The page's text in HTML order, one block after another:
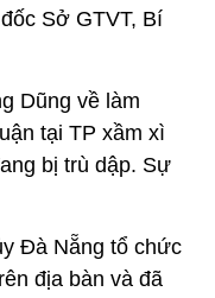
Sở GTVT, Bí
Dũng về làm
tại TP xầm xì
bị trù dập. Sự
Đà Nẵng tổ chức
địa bàn và đã